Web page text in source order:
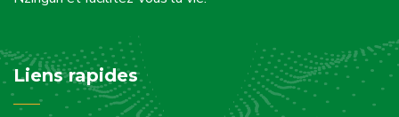
Liens rapides